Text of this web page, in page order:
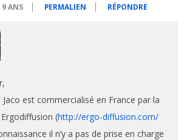
9 ANS PERMALIEN RÉPONDRE
Jaco est commercialisé en France par la
(http://ergo-diffusion.com/
il n’y a pas de prise en charge